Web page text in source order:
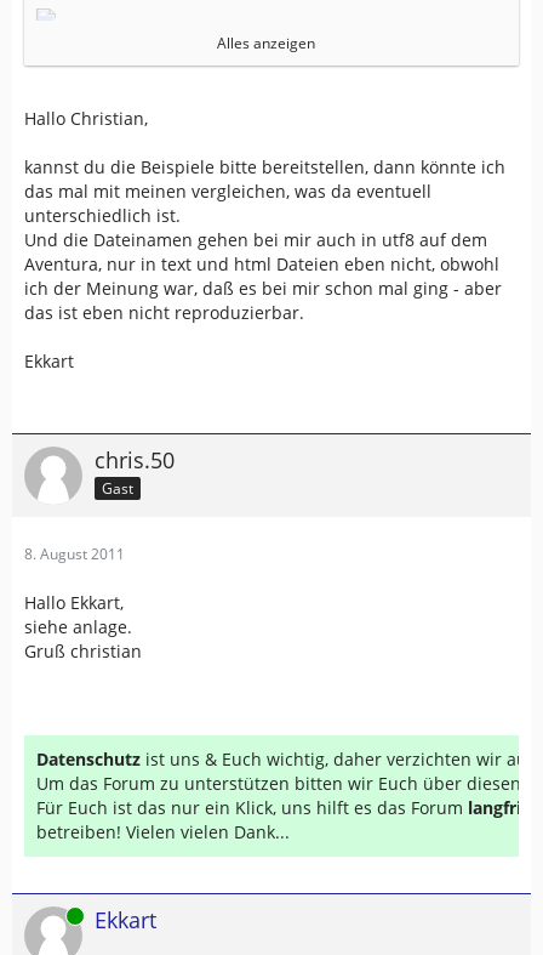
Alles anzeigen
Hallo Christian,
kannst du die Beispiele bitte bereitstellen, dann könnte ich
das mal mit meinen vergleichen, was da eventuell
unterschiedlich ist.
Und die Dateinamen gehen bei mir auch in utf8 auf dem
Aventura, nur in text und html Dateien eben nicht, obwohl
ich der Meinung war, daß es bei mir schon mal ging - aber
das ist eben nicht reproduzierbar.
Ekkart
chris.50
Gast
8. August 2011
Hallo Ekkart,
siehe anlage.
Gruß christian
Datenschutz ist uns & Euch wichtig, daher verzichten wir auf
Um das Forum zu unterstützen bitten wir Euch über diesen
Für Euch ist das nur ein Klick, uns hilft es das Forum
betreiben! Vielen vielen Dank...
Online Ekkart